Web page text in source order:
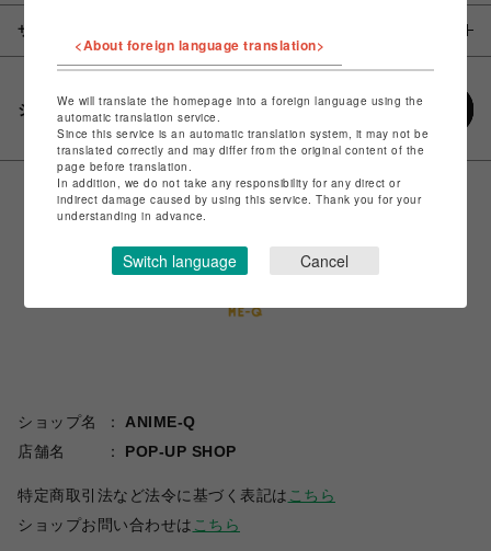
サイズ
シェアする
ショップ名
ANIME-Q
店舗名
POP-UP SHOP
特定商取引法など法令に基づく表記は こちら
ショップお問い合わせは こちら
<About foreign language translation>
We will translate the homepage into a foreign language using the
automatic translation service.
Since this service is an automatic translation system, it may not be
translated correctly and may differ from the original content of the
page before translation.
In addition, we do not take any responsibility for any direct or
indirect damage caused by using this service. Thank you for your
understanding in advance.
Switch language Cancel